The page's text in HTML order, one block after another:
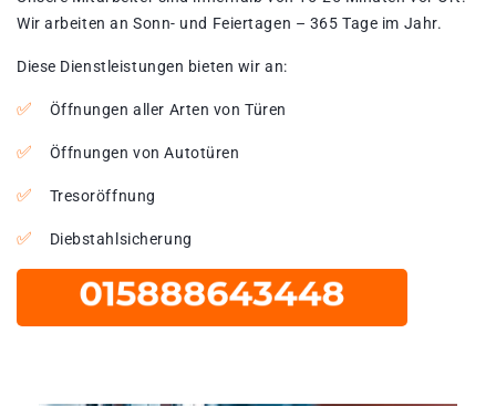
Wir arbeiten an Sonn- und Feiertagen – 365 Tage im Jahr.
Diese Dienstleistungen bieten wir an:
Öffnungen aller Arten von Türen
Öffnungen von Autotüren
Tresoröffnung
Diebstahlsicherung